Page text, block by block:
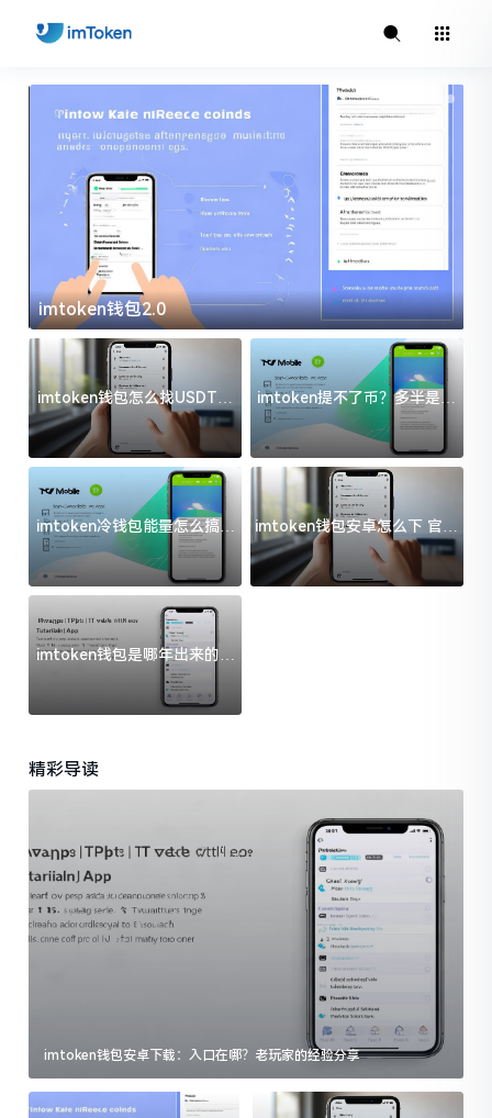
imtoken钱包2.0
imtoken钱包怎么找USDT地
址？三步搞定不踩坑
imtoken提不了币？多半是这
几件事没处理好
imtoken冷钱包能量怎么搞？
过来人告诉你门道
imtoken钱包安卓怎么下 官方
渠道避坑指南
imtoken钱包是哪年出来的？
一文给你说清楚
精彩导读
imtoken钱包安卓下载：入口在哪？老玩家的经验分享